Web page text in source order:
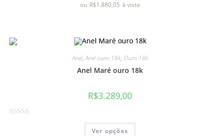
0
ou R$1.880,05 à vista
Anel,Anel ouro 18k, Ouro 18k
Anel Maré ouro 18k
R$3.289,00
Ver opções